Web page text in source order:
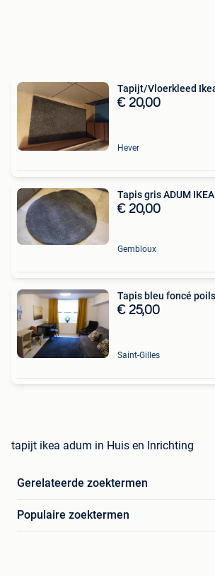
Tapijt/Vloerkleed
€ 20,00
Hever
Tapis gris ADUM
€ 20,00
Gembloux
Tapis bleu foncé
€ 25,00
Saint-Gilles
tapijt ikea adum in Huis en Inrichting
Gerelateerde zoektermen
Populaire zoektermen